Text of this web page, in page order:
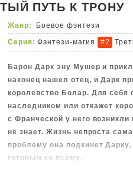
ПУТЬ К ТРОНУ
Жанр:
Боевое фэнтези
Серия: Фэнтези-магия #2
Барон Дарк эну Мушер и
наконец нашел отец, и Дарк
королевство Болар. Для себя
наследником или откажет
с Франческой у него
не знает. Жизнь непроста
проблему она подкинет
готовым ко всему.